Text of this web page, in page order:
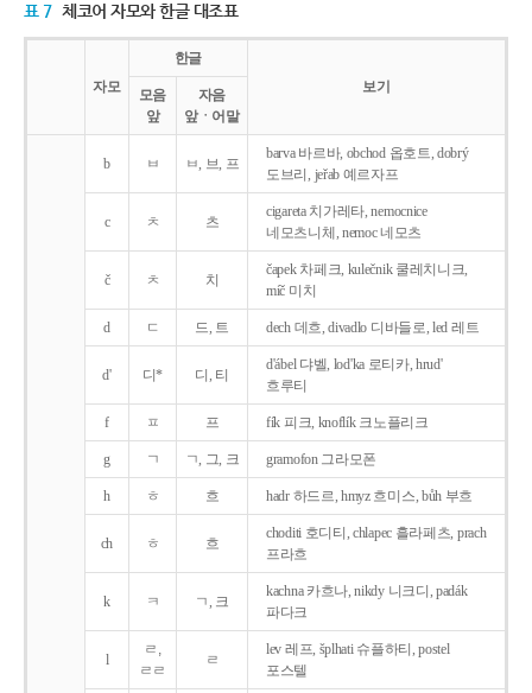
표 7 체코어 자모와 한글 대조표
자모
한글
보기
모음
앞
자음
앞ㆍ어말
b ㅂ ㅂ, 브, 프
barva 바르바, obchod 옵호트, dobrý
도브리, jeřab 예르자프
c ㅊ 츠
cigareta 치가레타, nemocnice
네모츠니체, nemoc 네모츠
č ㅊ 치
čapek 차페크, kulečnik 쿨레치니크,
míč 미치
d ㄷ 드, 트 dech 데흐, divadlo 디바들로, led 레트
d' 디* 디, 티
d'ábel 댜벨, lod'ka 로티카, hrud'
흐루티
f ㅍ 프 fík 피크, knoflík 크노플리크
g ㄱ ㄱ, 그, 크 gramofon 그라모폰
h ㅎ 흐 hadr 하드르, hmyz 흐미스, bůh 부흐
ch ㅎ 흐
choditi 호디티, chlapec 흘라페츠, prach
프라흐
k ㅋ ㄱ, 크
kachna 카흐나, nikdy 니크디, padák
파다크
l
ㄹ,
ㄹㄹ
ㄹ
lev 레프, šplhati 슈플하티, postel
포스텔